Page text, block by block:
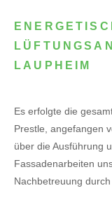
LAUPHEIM
Es erfolgte die
Prestle, angefangen
über die Ausführung
Fassadenarbeiten
Nachbetreuung